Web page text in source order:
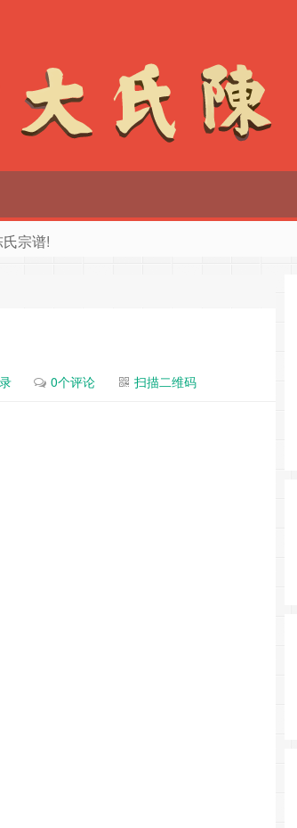
宗谱!
0个评论 扫描二维码